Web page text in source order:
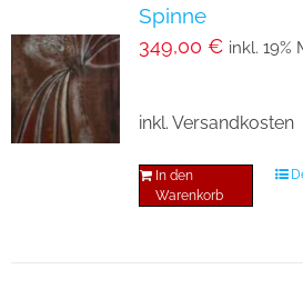
Spinne
349,00 € inkl. 19%
inkl. Versandkosten
In den
Warenkorb